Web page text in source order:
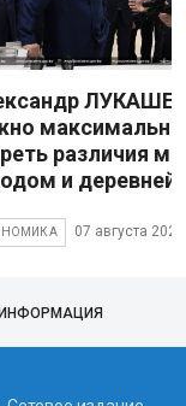
максимально
различия
и деревней
07 августа 2026